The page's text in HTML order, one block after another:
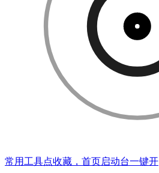
常用工具点收藏，首页启动台一键开